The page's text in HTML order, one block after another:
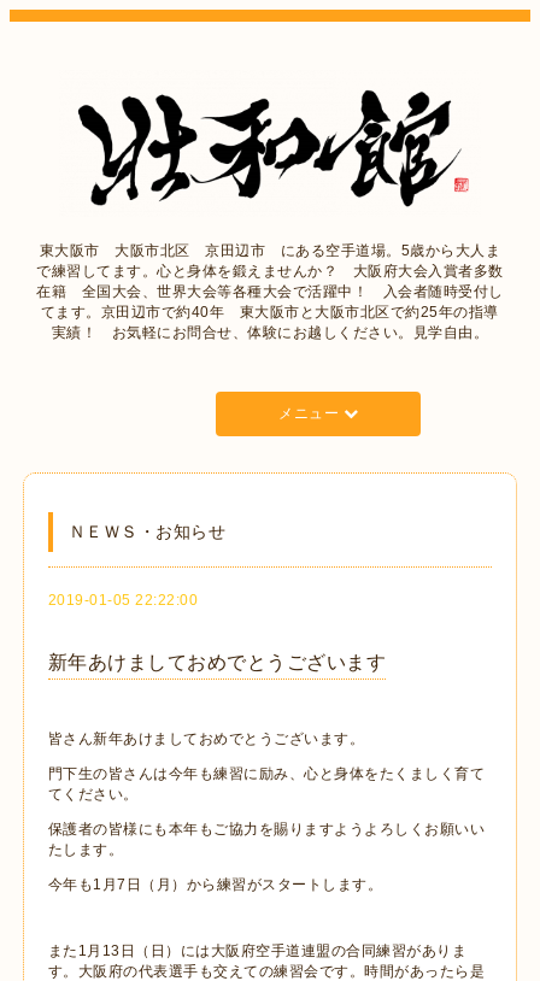
東大阪市 大阪市北区 京田辺市 にある空手道場。5歳から大人ま
で練習してます。心と身体を鍛えませんか？ 大阪府大会入賞者多数
在籍 全国大会、世界大会等各種大会で活躍中！ 入会者随時受付し
てます。京田辺市で約40年 東大阪市と大阪市北区で約25年の指導
実績！ お気軽にお問合せ、体験にお越しください。見学自由。
メニュー
ＮＥＷＳ・お知らせ
2019-01-05 22:22:00
新年あけましておめでとうございます
皆さん新年あけましておめでとうございます。
門下生の皆さんは今年も練習に励み、心と身体をたくましく育て
てください。
保護者の皆様にも本年もご協力を賜りますようよろしくお願いい
たします。
今年も1月7日（月）から練習がスタートします。
また1月13日（日）には大阪府空手道連盟の合同練習がありま
す。大阪府の代表選手も交えての練習会です。時間があったら是